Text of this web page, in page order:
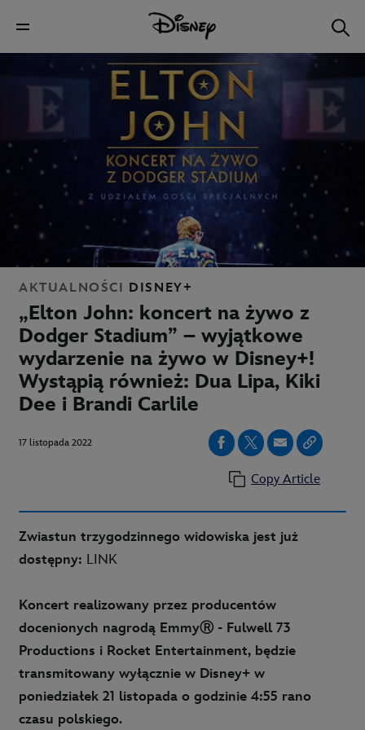
AKTUALNOŚCI DISNEY+
„Elton John: koncert na żywo z
Dodger Stadium” – wyjątkowe
wydarzenie na żywo w Disney+!
Wystąpią również: Dua Lipa, Kiki
Dee i Brandi Carlile
17 listopada 2022
Copy Article
Zwiastun trzygodzinnego widowiska jest już
dostępny: LINK
Koncert realizowany przez producentów
docenionych nagrodą EmmyⓇ - Fulwell 73
Productions i Rocket Entertainment, będzie
transmitowany wyłącznie w Disney+ w
poniedziałek 21 listopada o godzinie 4:55 rano
czasu polskiego.